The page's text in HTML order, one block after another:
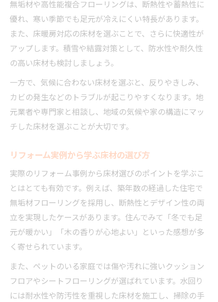
無垢材や高性能複合フローリングは、断熱性や蓄熱性に
優れ、寒い季節でも足元が冷えにくい特長があります。
また、床暖房対応の床材を選ぶことで、さらに快適性が
アップします。積雪や結露対策として、防水性や耐久性
の高い床材も検討しましょう。
一方で、気候に合わない床材を選ぶと、反りやきしみ、
カビの発生などのトラブルが起こりやすくなります。地
元業者や専門家と相談し、地域の気候や家の構造にマッ
チした床材を選ぶことが大切です。
リフォーム実例から学ぶ床材の選び方
実際のリフォーム事例から床材選びのポイントを学ぶこ
とはとても有効です。例えば、築年数の経過した住宅で
無垢材フローリングを採用し、断熱性とデザイン性の両
立を実現したケースがあります。住んでみて「冬でも足
元が暖かい」「木の香りが心地よい」といった感想が多
く寄せられています。
また、ペットのいる家庭では傷や汚れに強いクッション
フロアやシートフローリングが選ばれています。水回り
には耐水性や防汚性を重視した床材を施工し、掃除の手